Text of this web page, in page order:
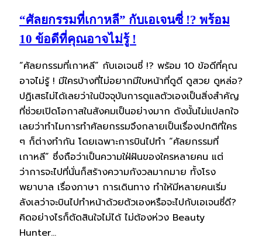
“ศัลยกรรมที่เกาหลี” กับเอเจนซี่ !? พร้อม
10 ข้อดีที่คุณอาจไม่รู้ !
“ศัลยกรรมที่เกาหลี” กับเอเจนซี่ !? พร้อม 10 ข้อดีที่คุณ
อาจไม่รู้ ! มีใครบ้างที่ไม่อยากมีใบหน้าที่ดูดี ดูสวย ดูหล่อ?
ปฏิเสธไม่ได้เลยว่าในปัจจุบันการดูแลตัวเองเป็นสิ่งสำคัญ
ที่ช่วยเปิดโอกาสในสังคมเป็นอย่างมาก ดังนั้นไม่แปลกใจ
เลยว่าทำไมการทำศัลยกรรมจึงกลายเป็นเรื่องปกติที่ใคร
ๆ ก็ต่างทำกัน โดยเฉพาะการบินไปทำ “ศัลยกรรมที่
เกาหลี” ซึ่งถือว่าเป็นความใฝ่ฝันของใครหลายคน แต่
ว่าการจะไปที่นั่นก็สร้างความกังวลมากมาย ทั้งโรง
พยาบาล เรื่องภาษา การเดินทาง ทำให้มีหลายคนเริ่ม
ลังเลว่าจะบินไปทำหน้าด้วยตัวเองหรือจะไปกับเอเจนซี่ดี?
คิดอย่างไรก็ตัดสินใจไม่ได้ ไม่ต้องห่วง Beauty
Hunter…